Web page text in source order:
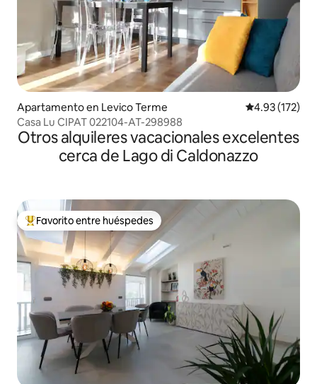
Apartamento en Levico Terme Calificación
4.93 (172)
Casa Lu CIPAT 022104-AT-298988
Otros alquileres vacacionales excelentes
cerca de Lago di Caldonazzo
Favorito entre huéspedes preferido
Favorito entre huéspedes